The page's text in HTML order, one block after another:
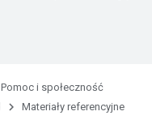
Pomoc i społeczność
Materiały referencyjne